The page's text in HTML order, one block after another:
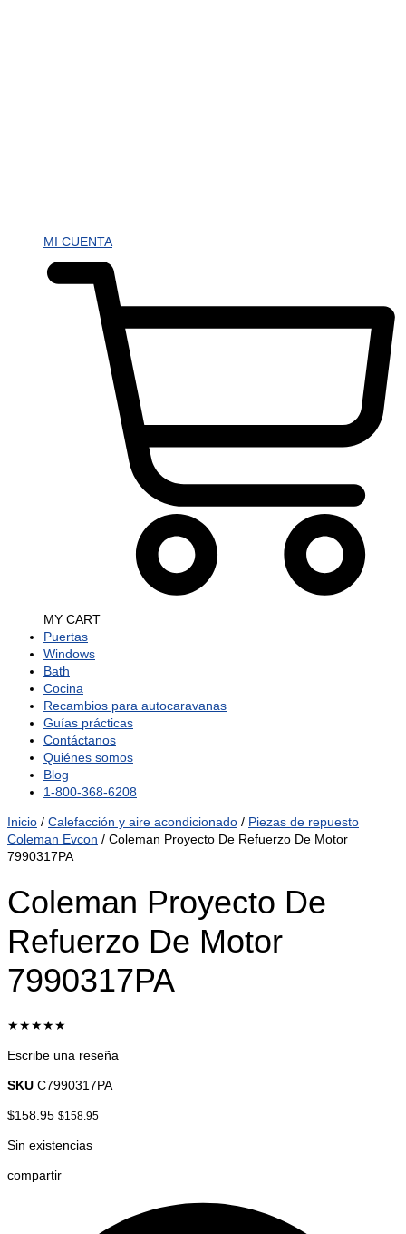
MI CUENTA
MY CART
Puertas
Windows
Bath
Cocina
Recambios para autocaravanas
Guías prácticas
Contáctanos
Quiénes somos
Blog
1-800-368-6208
Inicio / Calefacción y aire acondicionado / Piezas de repuesto
Coleman Evcon / Coleman Proyecto De Refuerzo De Motor
7990317PA
Coleman Proyecto De
Refuerzo De Motor
7990317PA
★★★★★
Escribe una reseña
SKU C7990317PA
$158.95 $158.95
Sin existencias
compartir